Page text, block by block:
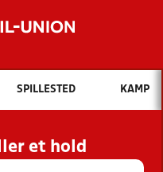
Hvad vil du søge efter?
OG NYHEDER
KLUBBER OG
SPILLESTED KAMP
et hold